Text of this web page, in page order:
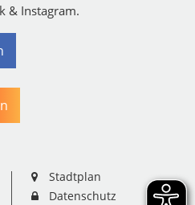
& Instagram.
Stadtplan
Datenschutz